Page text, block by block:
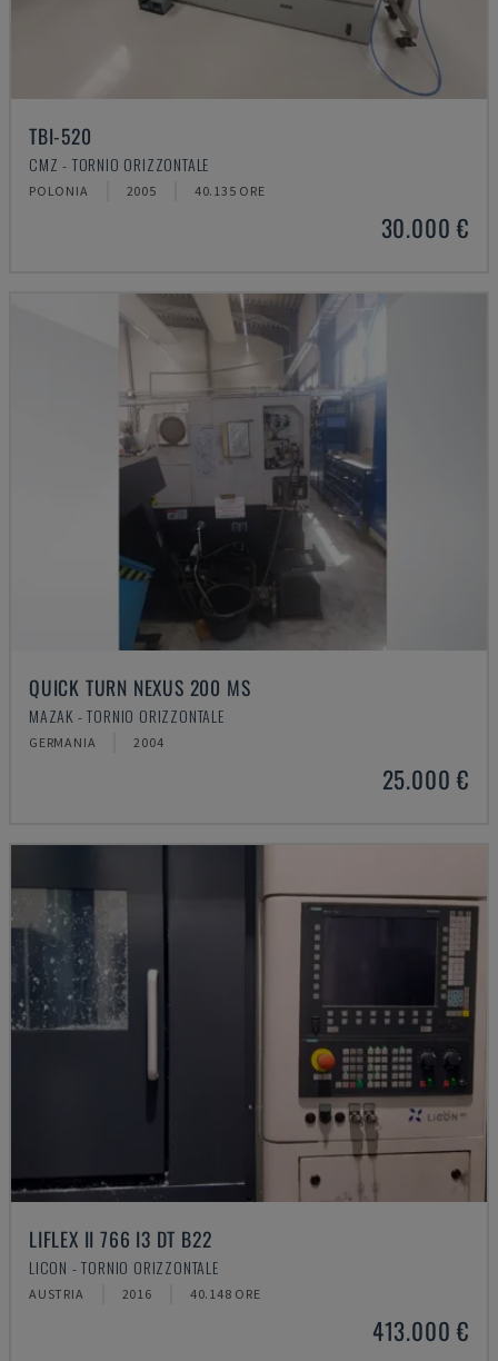
TBI-520
CMZ - TORNIO ORIZZONTALE
POLONIA 2005 40.135 ORE
30.000 €
QUICK TURN NEXUS 200 MS
MAZAK - TORNIO ORIZZONTALE
GERMANIA 2004
25.000 €
LIFLEX II 766 I3 DT B22
LICON - TORNIO ORIZZONTALE
AUSTRIA 2016 40.148 ORE
413.000 €